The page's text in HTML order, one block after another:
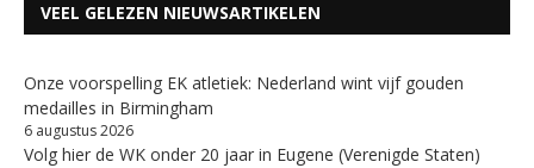
VEEL GELEZEN NIEUWSARTIKELEN
Onze voorspelling EK atletiek: Nederland wint vijf gouden
medailles in Birmingham
6 augustus 2026
Volg hier de WK onder 20 jaar in Eugene (Verenigde Staten)